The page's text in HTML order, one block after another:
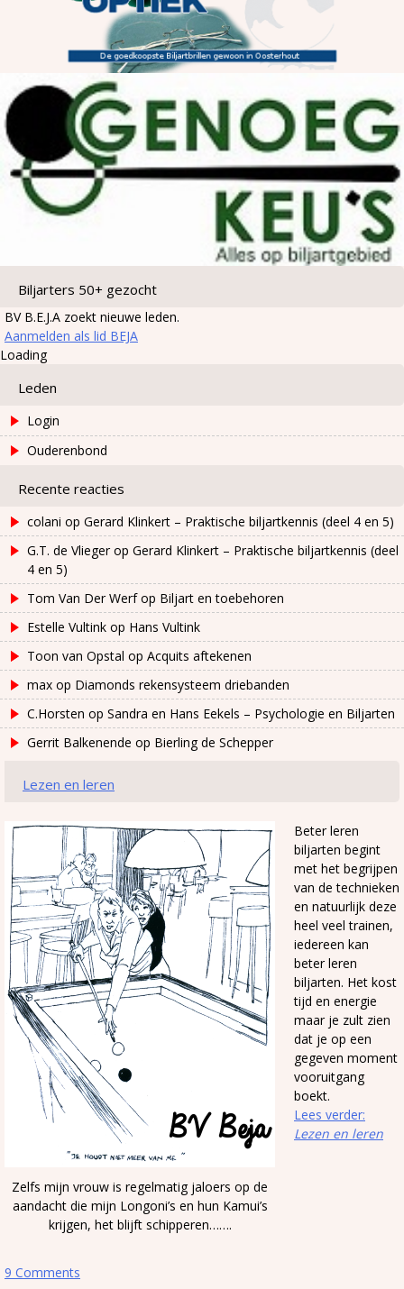
Biljarters 50+ gezocht
BV B.E.J.A zoekt nieuwe leden.
Aanmelden als lid BEJA
Loading
Leden
Login
Ouderenbond
Recente reacties
colani op Gerard Klinkert – Praktische biljartkennis (deel 4 en 5)
G.T. de Vliegerop Gerard Klinkert – Praktische biljartkennis (deel
4 en 5)
Tom Van Der Werfop Biljart en toebehoren
Estelle Vultink op Hans Vultink
Toon van Opstal op Acquits aftekenen
max op Diamonds rekensysteem driebanden
C.Horsten op Sandra en Hans Eekels – Psychologie en Biljarten
Gerrit Balkenende op Bierling de Schepper
Lezen en leren
Zelfs mijn vrouw is regelmatig jaloers op de
aandacht die mijn Longoni’s en hun Kamui’s
krijgen, het blijft schipperen…….
Beter leren
biljarten begint
met het begrijpen
van de technieken
en natuurlijk deze
heel veel trainen,
iedereen kan
beter leren
biljarten. Het kost
tijd en energie
maar je zult zien
dat je op een
gegeven moment
vooruitgang
boekt.
Lees verder:
Lezen en leren
9 Comments